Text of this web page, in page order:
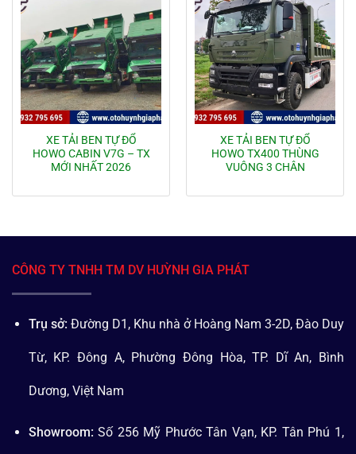
XE TẢI BEN TỰ ĐỔ
HOWO CABIN V7G – TX
MỚI NHẤT 2026
XE TẢI BEN TỰ ĐỔ
HOWO TX400 THÙNG
VUÔNG 3 CHÂN
CÔNG TY TNHH TM DV HUỲNH GIA PHÁT
Trụ sở: Đường D1, Khu nhà ở Hoàng Nam 3-2D, Đào Duy
Từ, KP. Đông A, Phường Đông Hòa, TP. Dĩ An, Bình
Dương, Việt Nam
Showroom: Số 256 Mỹ Phước Tân Vạn, KP. Tân Phú 1,